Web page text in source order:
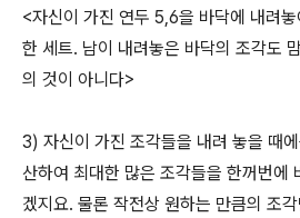
<자신이 가진 연두 5,6을 바닥에 내려
한 세트. 남이 내려놓은 바닥의 조각도
의 것이 아니다>
3) 자신이 가진 조각들을 내려 놓을 때
산하여 최대한 많은 조각들을 한꺼번에
겠지요. 물론 작전상 원하는 만큼의 조